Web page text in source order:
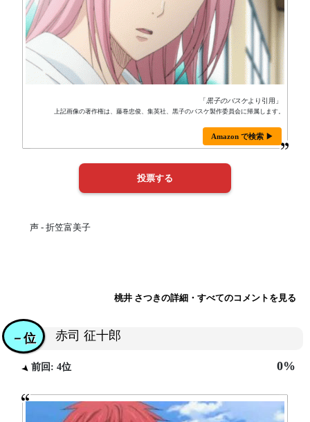
「黒子のバスケより引用」
上記画像の著作権は、藤巻忠俊、集英社、黒子のバスケ製作委員会に帰属します。
Amazon で検索 ▶
声 - 折笠富美子
桃井 さつきの詳細・すべてのコメントを見る
赤司 征十郎
－位
前回: 4位 0%